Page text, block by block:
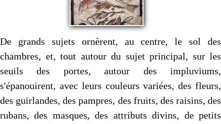
De grands sujets ornèrent, au centre, le sol des
chambres, et, tout autour du sujet principal, sur les
seuils des portes, autour des impluviums,
s'épanouirent, avec leurs couleurs variées, des fleurs,
des guirlandes, des pampres, des fruits, des raisins, des
rubans, des masques, des attributs divins, de petits